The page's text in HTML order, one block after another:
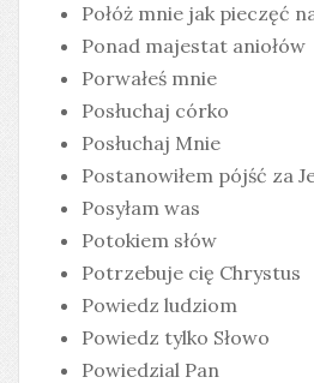
Połóż mnie jak pieczęć
Ponad majestat aniołów
Porwałeś mnie
Posłuchaj córko
Posłuchaj Mnie
Postanowiłem pójść za
Posyłam was
Potokiem słów
Potrzebuje cię Chrystus
Powiedz ludziom
Powiedz tylko Słowo
Powiedzial Pan